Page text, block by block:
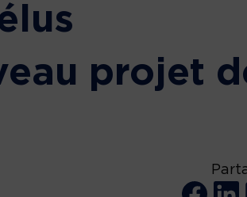
projet